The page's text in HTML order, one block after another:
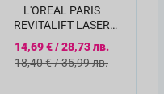
L'OREAL PARIS
REVITALIFT LASER
50 мл.
Специална цена
14,69 €/28,73 лв.
Стандартна цена
18,40 €/35,99 лв.